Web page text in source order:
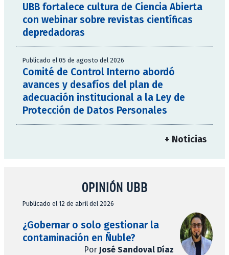
UBB fortalece cultura de Ciencia Abierta
con webinar sobre revistas científicas
depredadoras
Publicado el 05 de agosto del 2026
Comité de Control Interno abordó
avances y desafíos del plan de
adecuación institucional a la Ley de
Protección de Datos Personales
+ Noticias
OPINIÓN UBB
Publicado el 12 de abril del 2026
¿Gobernar o solo gestionar la
contaminación en Ñuble?
Por José Sandoval Díaz